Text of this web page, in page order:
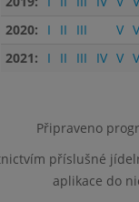
2020:
I II III V
2021:
I II III IV V
Připraveno
příslušné
aplikace do